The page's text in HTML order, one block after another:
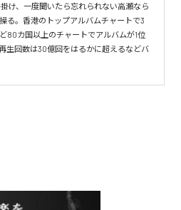
け、一度聞いたら忘れられない高瀬なら
る。香港のトップアルバムチャートで3
80カ国以上のチャートでアルバムが1位
生回数は30億回をはるかに超えるなどバ